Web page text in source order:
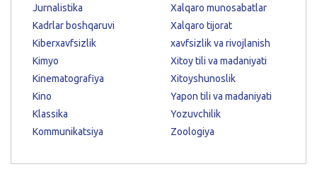
Jurnalistika
Kadrlar boshqaruvi
Kiberxavfsizlik
Kimyo
Kinematografiya
Kino
Klassika
Kommunikatsiya
Xalqaro munosabatlar
Xalqaro tijorat
xavfsizlik va rivojlanish
Xitoy tili va madaniyati
Xitoyshunoslik
Yapon tili va madaniyati
Yozuvchilik
Zoologiya